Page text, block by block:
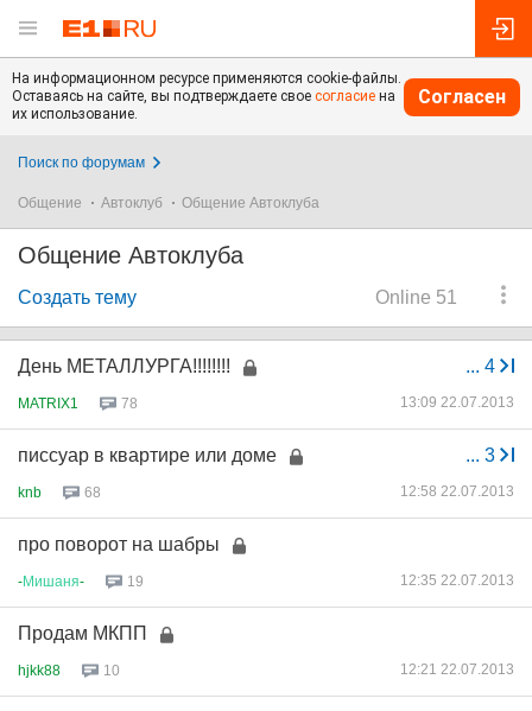
На информационном ресурсе применяются cookie-файлы.
Оставаясь на сайте, вы подтверждаете свое согласие на
их использование.
Согласен
Поиск по форумам
Общение Автоклуб Общение Автоклуба
Общение Автоклуба
Online 51
Создать тему
... 4
День МЕТАЛЛУРГА!!!!!!!!
MATRIX1 78 13:09 22.07.2013
... 3
писсуар в квартире или доме
knb 68 12:58 22.07.2013
про поворот на шабры
-Мишаня- 19 12:35 22.07.2013
Продам МКПП
hjkk88 10 12:21 22.07.2013